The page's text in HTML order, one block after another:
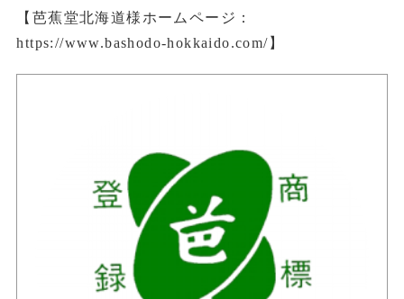
【芭蕉堂北海道様ホームページ：
https://www.bashodo-hokkaido.com/】